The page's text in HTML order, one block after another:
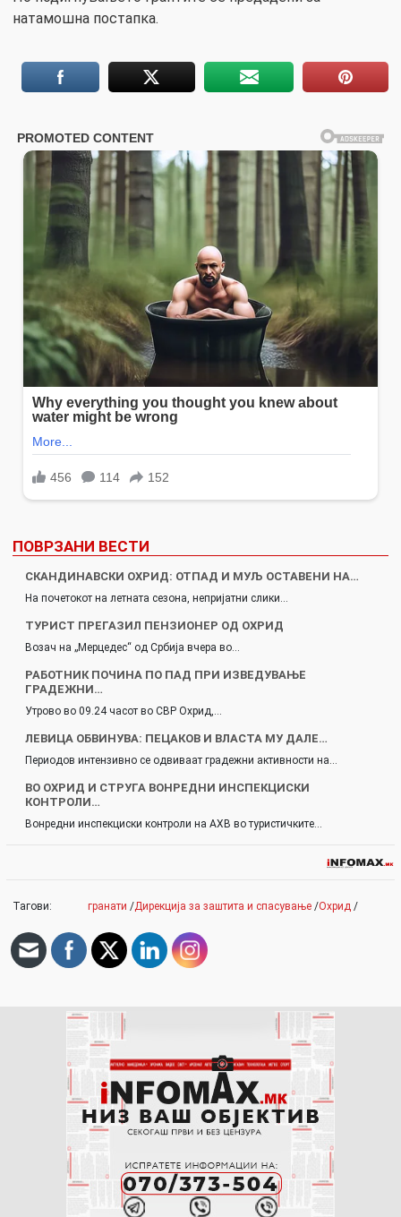
натамошна постапка.
ПОВРЗАНИ ВЕСТИ
СКАНДИНАВСКИ ОХРИД: ОТПАД И МУЉ ОСТАВЕНИ НА…
На почетокот на летната сезона, непријатни слики…
ТУРИСТ ПРЕГАЗИЛ ПЕНЗИОНЕР ОД ОХРИД
Возач на „Мерцедес“ од Србија вчера во…
РАБОТНИК ПОЧИНА ПО ПАД ПРИ ИЗВЕДУВАЊЕ
ГРАДЕЖНИ…
Утрово во 09.24 часот во СВР Охрид,…
ЛЕВИЦА ОБВИНУВА: ПЕЦАКОВ И ВЛАСТА МУ ДАЛЕ…
Периодов интензивно се одвиваат градежни активности на…
ВО ОХРИД И СТРУГА ВОНРЕДНИ ИНСПЕКЦИСКИ
КОНТРОЛИ…
Вонредни инспекциски контроли на АХВ во туристичките…
Тагови: гранати /Дирекција за заштита и спасување /Охрид /